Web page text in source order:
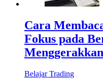
Cara
Fokus pada
Belajar Trading